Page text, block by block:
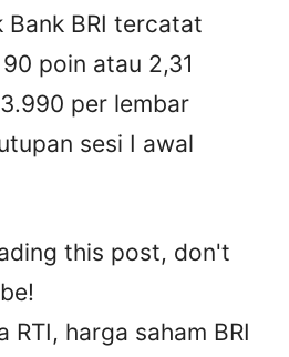
Bank BRI tercatat
poin atau 2,31
per lembar
sesi I awal
this post, don't
RTI, harga saham BRI